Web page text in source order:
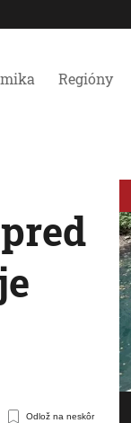
Regióny
Odlož na neskôr